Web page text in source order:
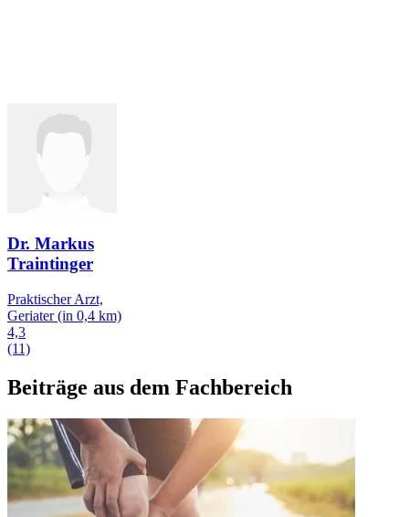
Dr. Markus
Traintinger
Praktischer Arzt,
Geriater (in 0,4 km)
4,3
(11)
Beiträge aus dem Fachbereich